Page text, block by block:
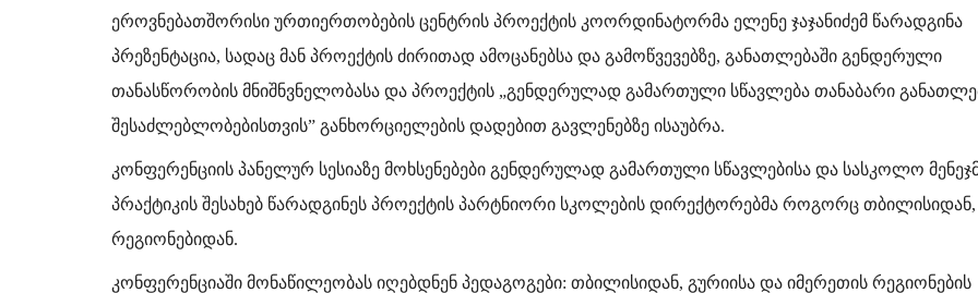
ეროვნებათშორისი ურთიერთობების ცენტრის პროექტის კოორდინატორმა ელენე ჯაჯანიძემ წარადგინა
პრეზენტაცია, სადაც მან პროექტის ძირითად ამოცანებსა და გამოწვევებზე, განათლებაში გენდერული
თანასწორობის მნიშნვნელობასა და პროექტის „გენდერულად გამართული სწავლება თანაბარი
შესაძლებლობებისთვის” განხორციელების დადებით გავლენებზე ისაუბრა.
კონფერენციის პანელურ სესიაზე მოხსენებები გენდერულად გამართული სწავლებისა და სასკოლო
პრაქტიკის შესახებ წარადგინეს პროექტის პარტნიორი სკოლების დირექტორებმა როგორც თბილისიდან,
რეგიონებიდან.
კონფერენციაში მონაწილეობას იღებდნენ პედაგოგები: თბილისიდან, გურიისა და იმერეთის რეგიონების